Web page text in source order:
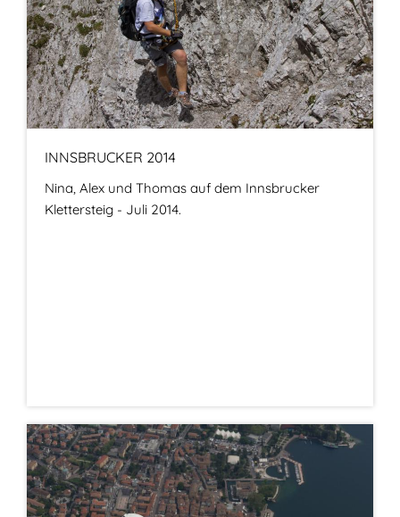
INNSBRUCKER 2014
Nina, Alex und Thomas auf dem Innsbrucker
Klettersteig - Juli 2014.